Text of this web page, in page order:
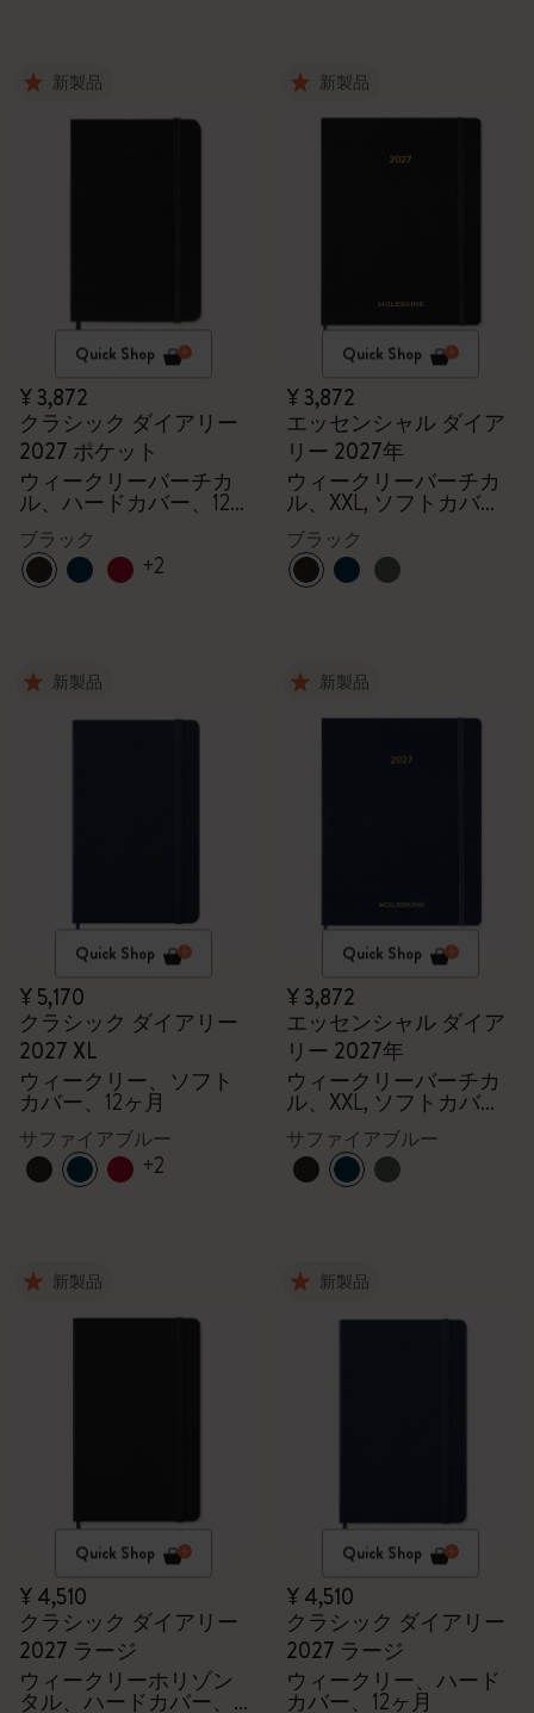
新製品
Quick Shop
¥ 3,872
クラシック ダイアリー
2027 ポケット
ウィークリーバーチカ
ル、ハードカバー、12
ヶ月
ブラック
+2
新製品
Quick Shop
¥ 3,872
エッセンシャル ダイア
リー 2027年
ウィークリーバーチカ
ル、XXL, ソフトカバー,
15ヶ月
ブラック
新製品
Quick Shop
¥ 5,170
クラシック ダイアリー
2027 XL
ウィークリー、ソフト
カバー、12ヶ月
サファイアブルー
+2
新製品
Quick Shop
¥ 3,872
エッセンシャル ダイア
リー 2027年
ウィークリーバーチカ
ル、XXL, ソフトカバー,
サファイアブルー
新製品
Quick Shop
¥ 4,510
クラシック ダイアリー
2027 ラージ
ウィークリーホリゾン
タル、ハードカバー、
新製品
Quick Shop
¥ 4,510
クラシック ダイアリー
2027 ラージ
ウィークリー、ハード
カバー、12ヶ月